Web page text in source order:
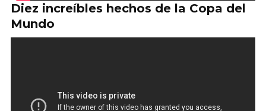
Diez increíbles hechos de la Copa del
Mundo